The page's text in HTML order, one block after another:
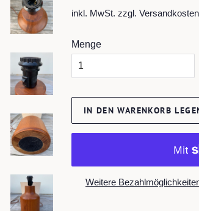
inkl. MwSt. zzgl. Versandkosten
Menge
IN DEN WARENKORB
Weitere